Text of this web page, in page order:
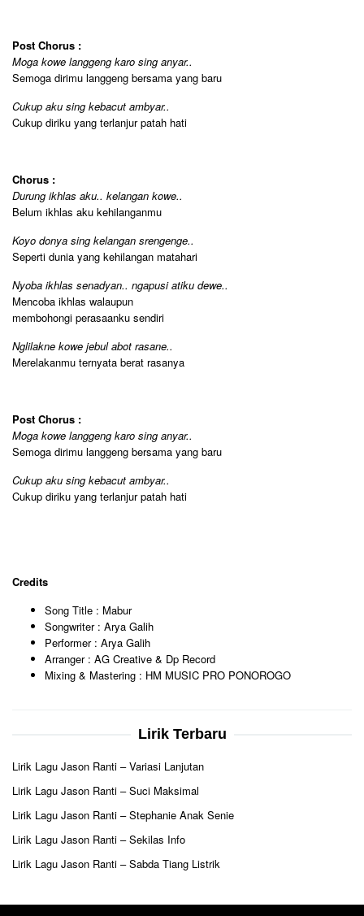
Post Chorus :
Moga kowe langgeng karo sing anyar..
Semoga dirimu langgeng bersama yang baru
Cukup aku sing kebacut ambyar..
Cukup diriku yang terlanjur patah hati
Chorus :
Durung ikhlas aku.. kelangan kowe..
Belum ikhlas aku kehilanganmu
Koyo donya sing kelangan srengenge..
Seperti dunia yang kehilangan matahari
Nyoba ikhlas senadyan.. ngapusi atiku dewe..
Mencoba ikhlas walaupun
membohongi perasaanku sendiri
Nglilakne kowe jebul abot rasane..
Merelakanmu ternyata berat rasanya
Post Chorus :
Moga kowe langgeng karo sing anyar..
Semoga dirimu langgeng bersama yang baru
Cukup aku sing kebacut ambyar..
Cukup diriku yang terlanjur patah hati
Credits
Song Title : Mabur
Songwriter : Arya Galih
Performer : Arya Galih
Arranger : AG Creative & Dp Record
Mixing & Mastering : HM MUSIC PRO PONOROGO
Lirik Terbaru
Lirik Lagu Jason Ranti – Variasi Lanjutan
Lirik Lagu Jason Ranti – Suci Maksimal
Lirik Lagu Jason Ranti – Stephanie Anak Senie
Lirik Lagu Jason Ranti – Sekilas Info
Lirik Lagu Jason Ranti – Sabda Tiang Listrik